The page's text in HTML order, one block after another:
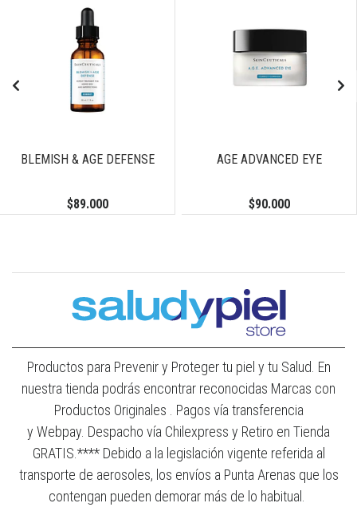
BLEMISH & AGE DEFENSE
$89.000
AGE ADVANCED EYE
$90.000
Productos para Prevenir y Proteger tu piel y tu Salud. En
nuestra tienda podrás encontrar reconocidas Marcas con
Productos Originales . Pagos vía transferencia
y Webpay. Despacho vía Chilexpress y Retiro en Tienda
GRATIS.**** Debido a la legislación vigente referida al
transporte de aerosoles, los envíos a Punta Arenas que los
contengan pueden demorar más de lo habitual.